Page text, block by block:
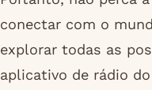
conectar com o
explorar todas as
aplicativo de rádio